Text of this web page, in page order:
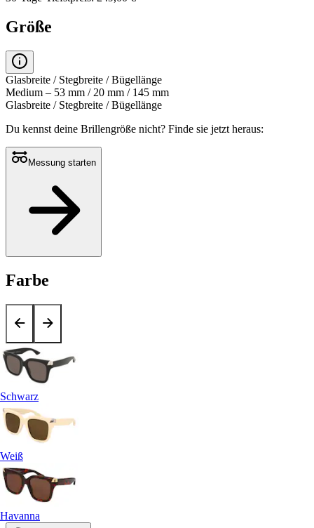
Größe
Glasbreite / Stegbreite / Bügellänge
Medium – 53 mm / 20 mm / 145 mm
Glasbreite / Stegbreite / Bügellänge
Du kennst deine Brillengröße nicht? Finde sie jetzt heraus:
Messung starten
Farbe
Schwarz
Weiß
Havanna